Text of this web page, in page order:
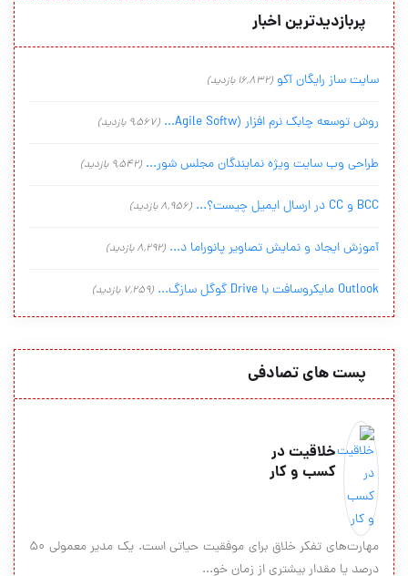
پربازدیدترین اخبار
سایت ساز رایگان آکو (16,832 بازدید)
روش توسعه چابک نرم افزار (Agile Softw... (9,567 بازدید)
طراحی وب سایت ویژه نمایندگان مجلس شور... (9,542 بازدید)
BCC و CC در ارسال ایمیل چیست؟... (8,956 بازدید)
آموزش ایجاد و نمایش تصاویر پانوراما د... (8,292 بازدید)
Outlook مایکروسافت با Drive گوگل سازگ... (7,259 بازدید)
پست های تصادفی
خلاقیت در
کسب‌ و‌ کار
مهارت‌های تفکر خلاق برای موفقیت حیاتی است. یک مدیر معمولی 50
درصد یا مقدار بیشتری از زمان خو...